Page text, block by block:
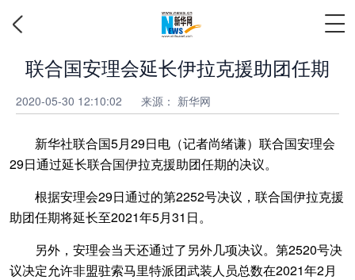
联合国安理会延长伊拉克援助团任期
2020-05-30 12:10:02 来源： 新华网
新华社联合国5月29日电（记者尚绪谦）联合国安理会
29日通过延长联合国伊拉克援助团任期的决议。
根据安理会29日通过的第2252号决议，联合国伊拉克援
助团任期将延长至2021年5月31日。
另外，安理会当天还通过了另外几项决议。第2520号决
议决定允许非盟驻索马里特派团武装人员总数在2021年2月